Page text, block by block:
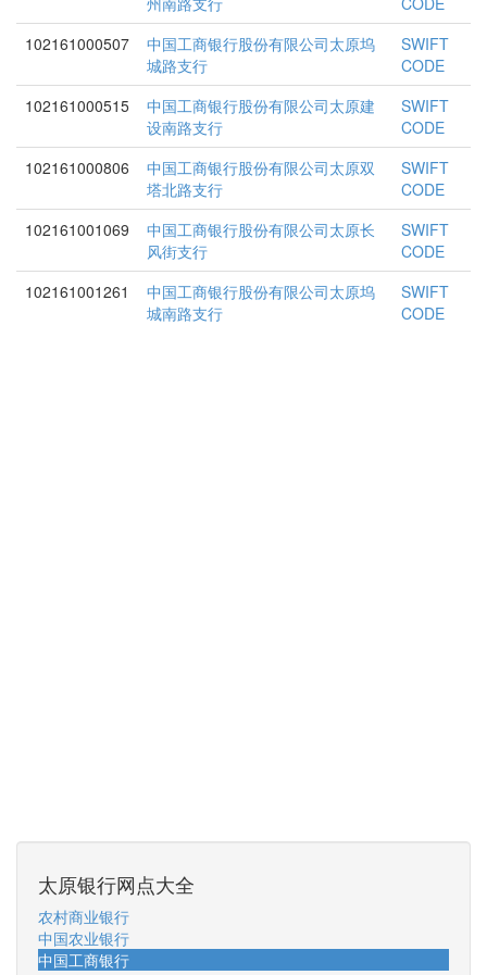
102161000507
中国工商银行股份有限公司太原坞
城路支行
SWIFT
CODE
102161000515
中国工商银行股份有限公司太原建
设南路支行
SWIFT
CODE
102161000806
中国工商银行股份有限公司太原双
塔北路支行
SWIFT
CODE
102161001069
中国工商银行股份有限公司太原长
风街支行
SWIFT
CODE
102161001261
中国工商银行股份有限公司太原坞
城南路支行
SWIFT
CODE
太原银行网点大全
农村商业银行
中国农业银行
中国工商银行